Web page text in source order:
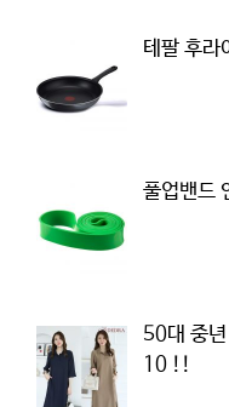
테팔 후
풀업밴드
50대 중
10 !!